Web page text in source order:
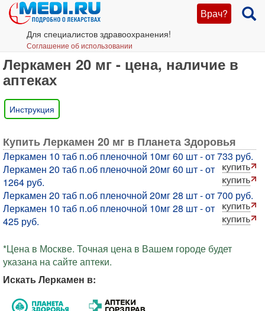
Врач?
Для специалистов здравоохранения!
Соглашение об использовании
Леркамен 20 мг - цена, наличие в
аптеках
Инструкция
Купить Леркамен 20 мг в Планета Здоровья
Леркамен 10 таб п.об пленочной 10мг 60 шт - от 733 руб.
Леркамен 20 таб п.об пленочной 20мг 60 шт - от
1264 руб.
Леркамен 20 таб п.об пленочной 20мг 28 шт - от 700 руб.
Леркамен 10 таб п.об пленочной 10мг 28 шт - от
425 руб.
*Цена в Москве. Точная цена в Вашем городе будет
указана на сайте аптеки.
Искать Леркамен в: